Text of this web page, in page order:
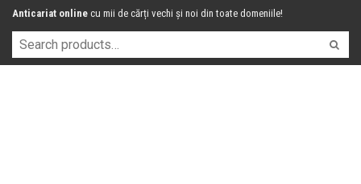
Anticariat online cu mii de cărți vechi și noi din toate domeniile!